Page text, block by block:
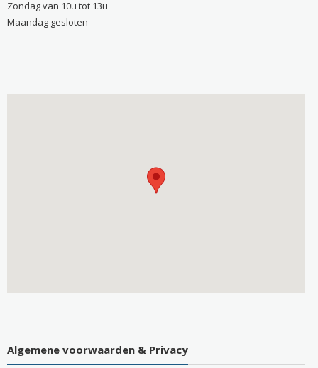
Zondag van 10u tot 13u
Maandag gesloten
Algemene voorwaarden & Privacy